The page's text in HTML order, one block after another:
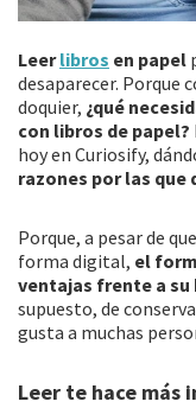
Leerlibros en papel
desaparecer. Porque
doquier, ¿qué
con libros de papel?
hoy en Curiosify,
razones por las que
Porque, a pesar de
forma digital, el
ventajas frente a su
supuesto, de
gusta a muchas
Leer te hace más